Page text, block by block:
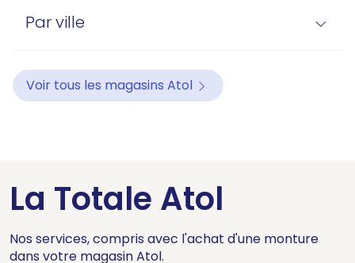
Par ville
Voir tous les magasins Atol
La Totale Atol
Nos services, compris avec l'achat d'une monture
dans votre magasin Atol.